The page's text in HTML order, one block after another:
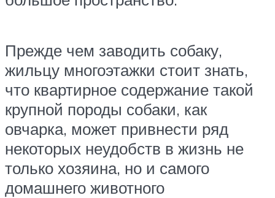
Прежде чем заводить собаку,
жильцу многоэтажки стоит знать,
что квартирное содержание такой
крупной породы собаки, как
овчарка, может привнести ряд
некоторых неудобств в жизнь не
только хозяина, но и самого
домашнего животного